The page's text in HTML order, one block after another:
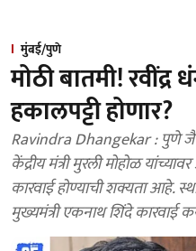
मुंबई/पुणे
मोठी बातमी!
हकालपट्टी होणार?
Ravindra Dhangekar : पुणे जैन
केंद्रीय मंत्री मुरली मोहोळ
कारवाई होण्याची शक्यता आहे.
मुख्यमंत्री एकनाथ शिंदे कारवाई